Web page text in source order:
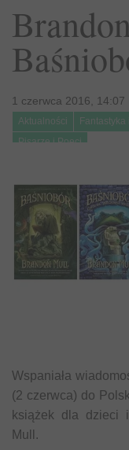
1 czerwca 2016, 14:07
Aktualności Fantastyka
Pisarze i Poeci
Wspaniała
(2 czerwca) do
książek dla dzieci
Mull.